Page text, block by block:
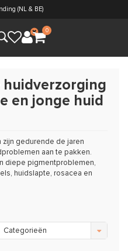
(NL & BE)
0
huidverzorging
en jonge huid
gedurende de jaren
aan te pakken.
diepe pigmentproblemen,
huidslapte, rosacea en
Categorieën